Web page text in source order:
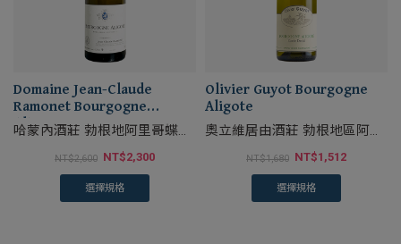
Domaine Jean-Claude
Ramonet Bourgogne
Aligote 2017
哈蒙內酒莊 勃根地阿里哥蝶白
NT$2,600 NT$2,300
選擇規格
Olivier Guyot Bourgogne
Aligote
奧立維居由酒莊 勃根地區阿里
NT$1,680 NT$1,512
選擇規格